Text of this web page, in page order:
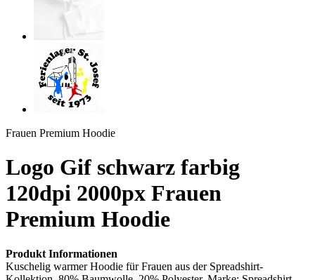
Frauen Premium Hoodie
Logo Gif schwarz farbig
120dpi 2000px Frauen
Premium Hoodie
Produkt Informationen
Kuschelig warmer Hoodie für Frauen aus der Spreadshirt-